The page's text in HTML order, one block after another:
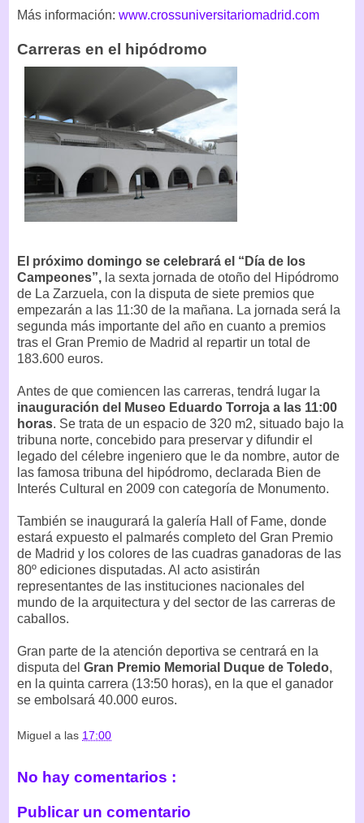
Más información: www.crossuniversitariomadrid.com
Carreras en el hipódromo
El próximo domingo se celebrará el “Día de los
Campeones”, la sexta jornada de otoño del Hipódromo
de La Zarzuela, con la disputa de siete premios que
empezarán a las 11:30 de la mañana. La jornada será la
segunda más importante del año en cuanto a premios
tras el Gran Premio de Madrid al repartir un total de
183.600 euros.
Antes de que comiencen las carreras, tendrá lugar la
inauguración del Museo Eduardo Torroja a las 11:00
horas. Se trata de un espacio de 320 m2, situado bajo la
tribuna norte, concebido para preservar y difundir el
legado del célebre ingeniero que le da nombre, autor de
las famosa tribuna del hipódromo, declarada Bien de
Interés Cultural en 2009 con categoría de Monumento.
También se inaugurará la galería Hall of Fame, donde
estará expuesto el palmarés completo del Gran Premio
de Madrid y los colores de las cuadras ganadoras de las
80º ediciones disputadas. Al acto asistirán
representantes de las instituciones nacionales del
mundo de la arquitectura y del sector de las carreras de
caballos.
Gran parte de la atención deportiva se centrará en la
disputa del Gran Premio Memorial Duque de Toledo,
en la quinta carrera (13:50 horas), en la que el ganador
se embolsará 40.000 euros.
Miguel a las 17:00
No hay comentarios :
Publicar un comentario